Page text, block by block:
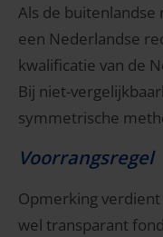
Als de
een Nederlandse
kwalificatie van de
Bij niet-
symmetrische
Voorrangsregel
Opmerking
wel transparant